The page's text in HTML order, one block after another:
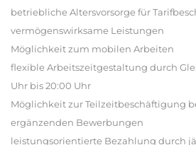
betriebliche Altersvorsorge für
vermögenswirksame Leistungen
Möglichkeit zum mobilen Arbeiten
flexible Arbeitszeitgestaltung durch
Uhr bis 20:00 Uhr
Möglichkeit zur Teilzeitbeschäftigung
ergänzenden Bewerbungen
leistungsorientierte Bezahlung durch